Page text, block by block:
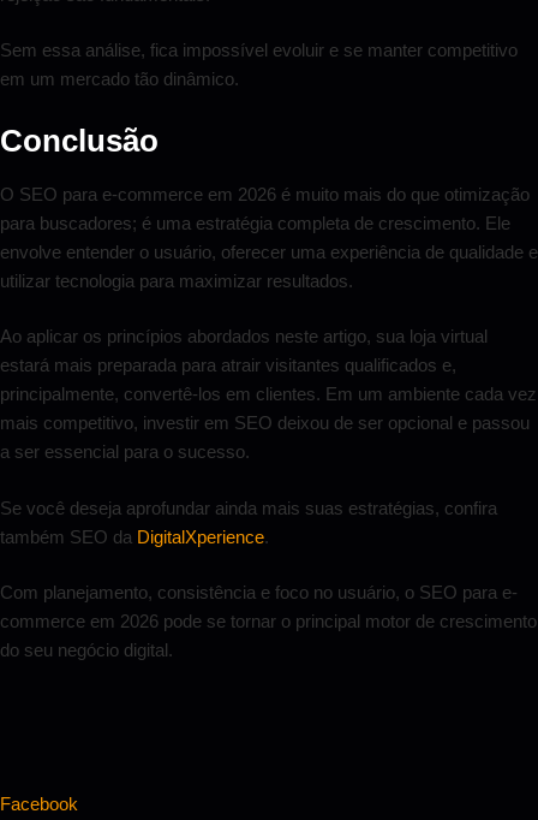
Sem essa análise, fica impossível evoluir e se manter competitivo
em um mercado tão dinâmico.
Conclusão
O SEO para e-commerce em 2026 é muito mais do que otimização
para buscadores; é uma estratégia completa de crescimento. Ele
envolve entender o usuário, oferecer uma experiência de qualidade e
utilizar tecnologia para maximizar resultados.
Ao aplicar os princípios abordados neste artigo, sua loja virtual
estará mais preparada para atrair visitantes qualificados e,
principalmente, convertê-los em clientes. Em um ambiente cada vez
mais competitivo, investir em SEO deixou de ser opcional e passou
a ser essencial para o sucesso.
Se você deseja aprofundar ainda mais suas estratégias, confira
também SEO da DigitalXperience.
Com planejamento, consistência e foco no usuário, o SEO para e-
commerce em 2026 pode se tornar o principal motor de crescimento
do seu negócio digital.
Facebook